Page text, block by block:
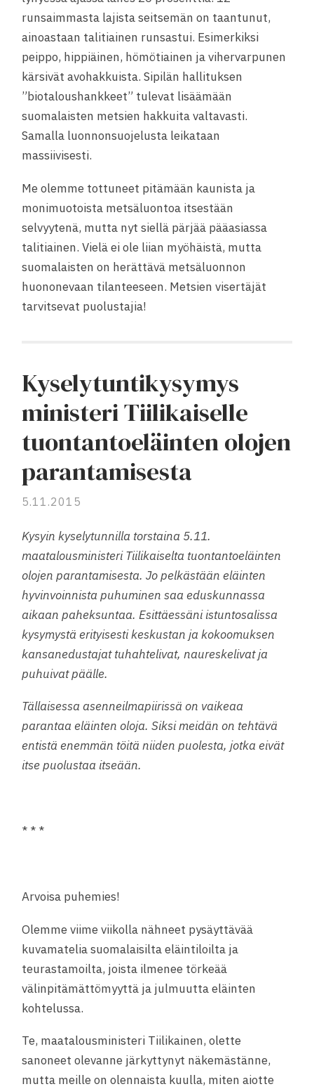
runsaimmasta lajista seitsemän on taantunut,
ainoastaan talitiainen runsastui. Esimerkiksi
peippo, hippiäinen, hömötiainen ja vihervarpunen
kärsivät avohakkuista. Sipilän hallituksen
”biotaloushankkeet” tulevat lisäämään
suomalaisten metsien hakkuita valtavasti.
Samalla luonnonsuojelusta leikataan
massiivisesti.
Me olemme tottuneet pitämään kaunista ja
monimuotoista metsäluontoa itsestään
selvyytenä, mutta nyt siellä pärjää pääasiassa
talitiainen. Vielä ei ole liian myöhäistä, mutta
suomalaisten on herättävä metsäluonnon
huononevaan tilanteeseen. Metsien visertäjät
tarvitsevat puolustajia!
Kyselytuntikysymys
ministeri Tiilikaiselle
tuontantoeläinten olojen
parantamisesta
5.11.2015
Kysyin kyselytunnilla torstaina 5.11.
maatalousministeri Tiilikaiselta tuontantoeläinten
olojen parantamisesta. Jo pelkästään eläinten
hyvinvoinnista puhuminen saa eduskunnassa
aikaan paheksuntaa. Esittäessäni istuntosalissa
kysymystä erityisesti keskustan ja kokoomuksen
kansanedustajat tuhahtelivat, naureskelivat ja
puhuivat päälle.
Tällaisessa asenneilmapiirissä on vaikeaa
parantaa eläinten oloja. Siksi meidän on tehtävä
entistä enemmän töitä niiden puolesta, jotka eivät
itse puolustaa itseään.
* * *
Arvoisa puhemies!
Olemme viime viikolla nähneet pysäyttävää
kuvamatelia suomalaisilta eläintiloilta ja
teurastamoilta, joista ilmenee törkeää
välinpitämättömyyttä ja julmuutta eläinten
kohtelussa.
Te, maatalousministeri Tiilikainen, olette
sanoneet olevanne järkyttynyt näkemästänne,
mutta meille on olennaista kuulla, miten aiotte